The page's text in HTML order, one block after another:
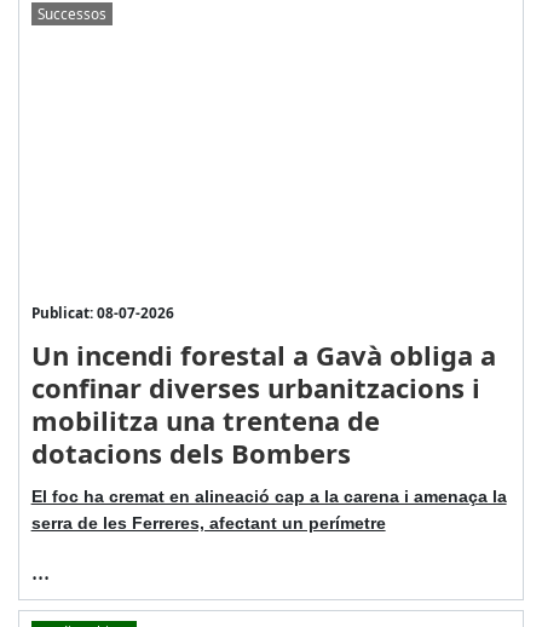
Successos
Publicat: 08-07-2026
Un incendi forestal a Gavà obliga a
confinar diverses urbanitzacions i
mobilitza una trentena de
dotacions dels Bombers
El foc ha cremat en alineació cap a la carena i amenaça la
serra de les Ferreres, afectant un perímetre
...